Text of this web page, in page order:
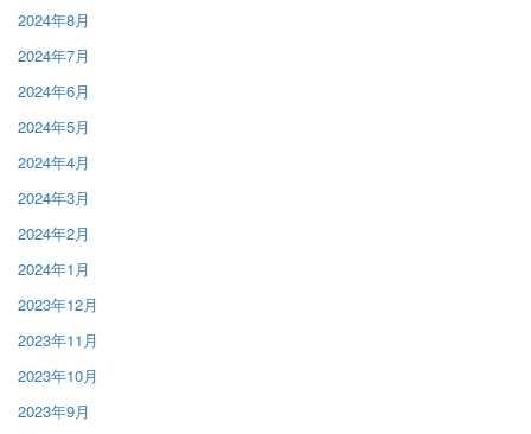
2024年8月
2024年7月
2024年6月
2024年5月
2024年4月
2024年3月
2024年2月
2024年1月
2023年12月
2023年11月
2023年10月
2023年9月